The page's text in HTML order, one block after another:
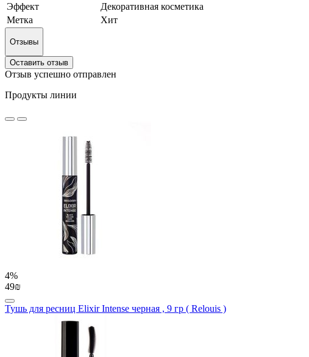
Эффект
Декоративная косметика
Метка
Хит
Отзывы
Оставить отзыв
Отзыв успешно отправлен
Продукты линии
4%
49₪
Тушь для ресниц Elixir Intense черная , 9 гр ( Relouis )